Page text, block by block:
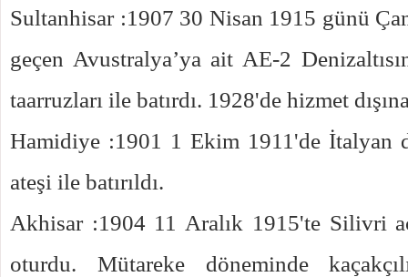
Sultanhisar :1907 30 Nisan 1915 günü
geçen Avustralya’ya ait AE-2
taarruzları ile batırdı. 1928'de hizmet
Hamidiye :1901 1 Ekim 1911'de İtalyan
ateşi ile batırıldı.
Akhisar :1904 11 Aralık 1915'te Silivri
oturdu. Mütareke döneminde